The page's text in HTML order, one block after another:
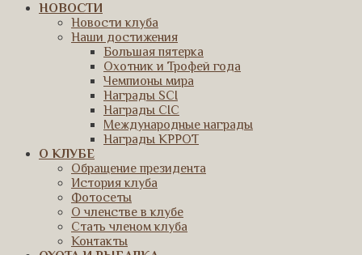
НОВОСТИ
Новости клуба
Наши достижения
Большая пятерка
Охотник и Трофей года
Чемпионы мира
Награды SCI
Награды CIC
Международные награды
Награды КРРОТ
О КЛУБЕ
Обращение президента
История клуба
Фотосеты
О членстве в клубе
Стать членом клуба
Контакты